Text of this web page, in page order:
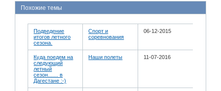
Похожие темы
Подведение
итогов летного
сезона.
Спорт и
соревнования
06-12-2015
Куда поедем на
следующий
летный
сезон....... в
Дагестане :-)
Наши полеты 11-07-2016